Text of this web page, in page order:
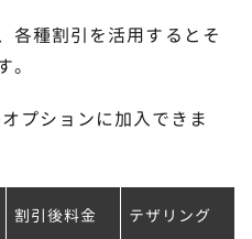
各種割引を活用するとそ
プションに加入できま
割引後料金 テザリング